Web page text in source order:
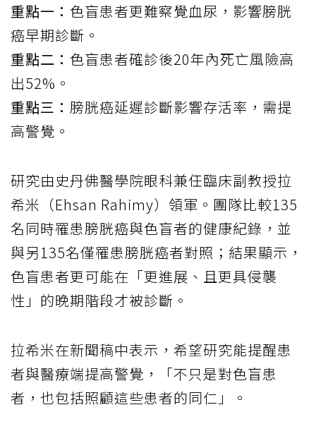
重點一： 色盲患者更難察覺血尿，影響膀胱
癌早期診斷。
重點二： 色盲患者確診後20年內死亡風險高
出52%。
重點三： 膀胱癌延遲診斷影響存活率，需提
高警覺。
研究由史丹佛醫學院眼科兼任臨床副教授拉
希米（Ehsan Rahimy）領軍。團隊比較135
名同時罹患膀胱癌與色盲者的健康紀錄，並
與另135名僅罹患膀胱癌者對照；結果顯示，
色盲患者更可能在「更進展、且更具侵襲
性」的晚期階段才被診斷。
拉希米在新聞稿中表示，希望研究能提醒患
者與醫療端提高警覺，「不只是對色盲患
者，也包括照顧這些患者的同仁」。